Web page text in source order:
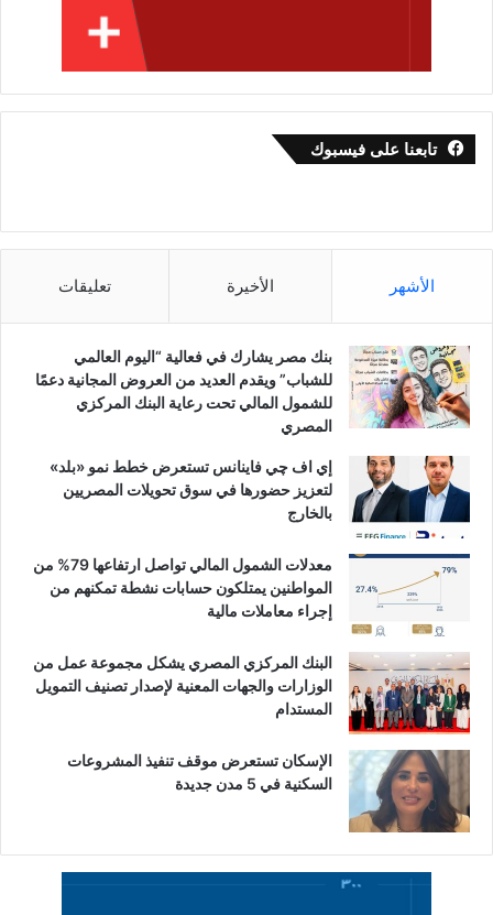
تابعنا على فيسبوك
الأشهر الأخيرة تعليقات
بنك مصر يشارك في فعالية “اليوم العالمي
للشباب” ويقدم العديد من العروض المجانية دعمًا
للشمول المالي تحت رعاية البنك المركزي
المصري
إي اف چي فاينانس تستعرض خطط نمو «بلد»
لتعزيز حضورها في سوق تحويلات المصريين
بالخارج
معدلات الشمول المالي تواصل ارتفاعها 79% من
المواطنين يمتلكون حسابات نشطة تمكنهم من
إجراء معاملات مالية
البنك المركزي المصري يشكل مجموعة عمل من
الوزارات والجهات المعنية لإصدار تصنيف التمويل
المستدام
الإسكان تستعرض موقف تنفيذ المشروعات
السكنية في 5 مدن جديدة